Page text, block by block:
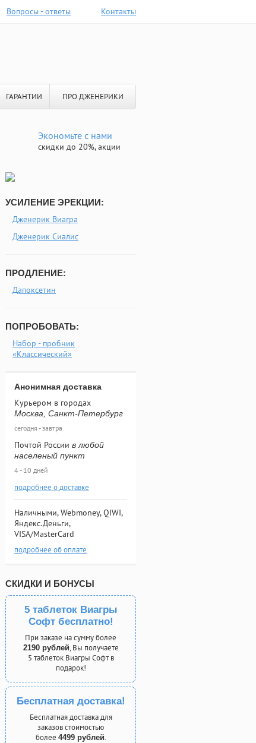
Вопросы - ответы Контакты
ГАРАНТИИ ПРО ДЖЕНЕРИКИ
Экономьте с нами
скидки до 20%, акции
УСИЛЕНИЕ ЭРЕКЦИИ:
Дженерик Виагра
Дженерик Сиалис
ПРОДЛЕНИЕ:
Дапоксетин
ПОПРОБОВАТЬ:
Набор - пробник
«Классический»
Анонимная доставка
Курьером в городах
Москва, Санкт-Петербург
сегодня - завтра
Почтой России в любой
населеный пункт
4 - 10 дней
подробнее о доставке
Наличными, Webmoney, QIWI,
Яндекс.Деньги,
VISA/MasterCard
подробнее об оплате
СКИДКИ И БОНУСЫ
5 таблеток Виагры
Софт бесплатно!
При заказе на сумму более
2190 рублей, Вы получаете
5 таблеток Виагры Софт в
подарок!
Бесплатная доставка!
Бесплатная доставка для
заказов стоимостью
более 4499 рублей.